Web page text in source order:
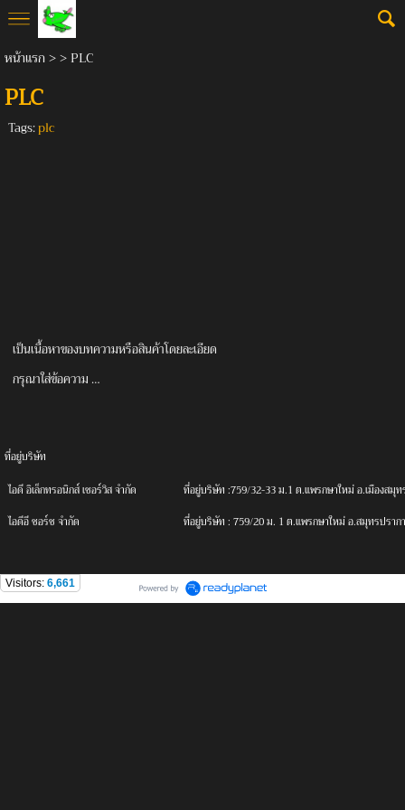
หน้าแรก> >PLC
PLC
Tags:plc
เป็นเนื้อหาของบทความหรือสินค้าโดยละเอียด
กรุณาใส่ข้อความ …
ที่อยู่บริษัท
ไอดีอิเล็กทรอนิกส์ เซอร์วิส จํากัด
ที่อยู่บริษัท :759/32-33 ม.1 ต.แพรกษาใหม่ อ.เมืองสมุ
ไอดีอีซอร์ซ จํากัด ที่อยู่บริษัท : 759/20 ม. 1 ต.แพรกษาใหม่ อ.สมุทรปรา
Visitors: 6,661